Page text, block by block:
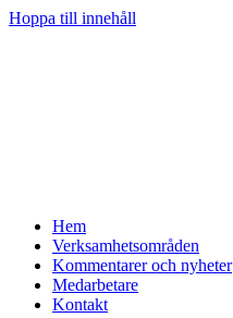
Hoppa till innehåll
Hem
Verksamhetsområden
Kommentarer och nyheter
Medarbetare
Kontakt